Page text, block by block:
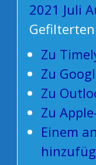
2021 Juli
Zu
Zu
Zu
Zu
Einem